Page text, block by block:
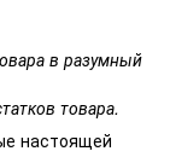
в разумный
товара.
настоящей